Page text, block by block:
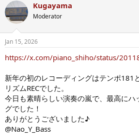
c
t
i
s
Kugayama
Moderator
Jan 15, 2026
https://x.com/piano_shiho/status/
新年の初のレコーディングはテンポ181
リズムRECでした。
今日も素晴らしい演奏の嵐で、最高にハ
グでした！
ありがとうございました♪
@Nao_Y_Bass